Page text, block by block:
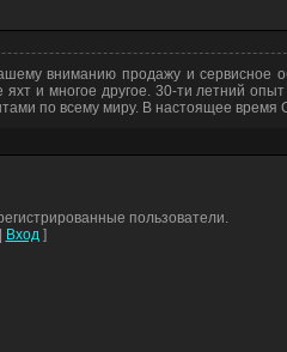
вниманию продажу и сервисное
и многое другое. 30-ти летний
по всему миру. В настоящее время
пользователи.
| Вход ]